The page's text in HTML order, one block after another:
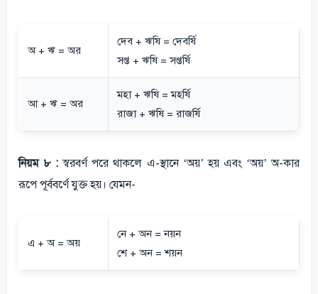
অ + ঋ = অর
দেব + ঋষি = দেবর্ষি
সপ্ত + ঋষি = সপ্তর্ষি
আ + ঋ = অর
মহা + ঋষি = মহর্ষি
রাজা + ঋষি = রাজর্ষি
নিয়ম ৮ : স্বরবর্ণ পরে থাকলে এ-স্থানে ‘অয়’ হয় এবং ‘অয়’ অ-কার
রূপে পূর্ববর্ণে যুক্ত হয়। যেমন-
এ + অ = অয়
নে + অন = নয়ন
শে + অন = শয়ন